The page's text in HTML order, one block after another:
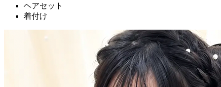
ヘアセット
着付け